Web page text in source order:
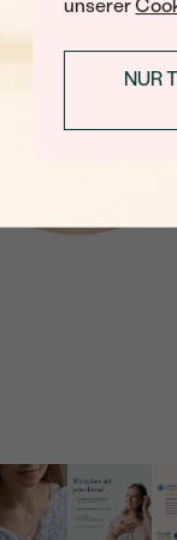
unserer
NUR